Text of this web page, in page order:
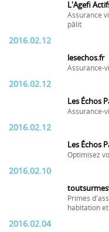
L'Agefi
Assurance
pâlit
2016.02.12
lesechos.fr
Assurance-
2016.02.12
Les Échos
Assurance-
2016.02.12
Les Échos
Optimisez
2016.02.10
Primes
habitation
2016.02.04